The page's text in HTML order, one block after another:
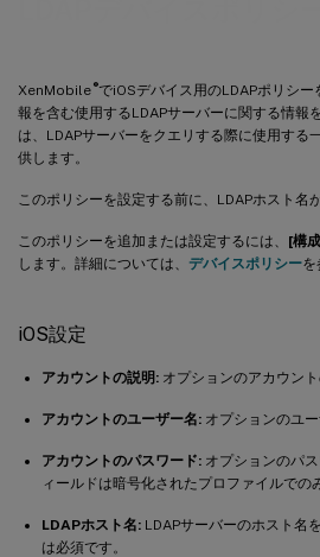
XenMobile ®でiOSデバイス用のLDAPポリシ
報を含む使用するLDAPサーバーに関する情報
は、LDAPサーバーをクエリする際に使用する
供します。
このポリシーを設定する前に、LDAPホスト名
このポリシーを追加または設定するには、 [構
します。詳細については、 デバイスポリシーを
iOS設定
アカウントの説明: オプションのアカウン
アカウントのユーザー名: オプションのユ
アカウントのパスワード: オプションのパ
ィールドは暗号化されたプロファイルでの
LDAPホスト名: LDAPサーバーのホスト名
は必須です。